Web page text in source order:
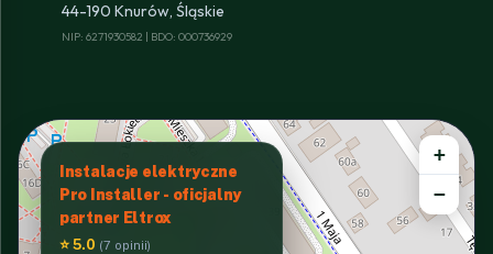
44-190 Knurów, Śląskie
NIP: 6271930582 | BDO: 000736929
Instalacje elektryczne
Pro Installer - oficjalny
partner Eltrox
⭐ 5.0 (7 opinii)
+
−